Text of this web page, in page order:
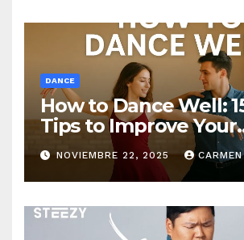
DANCE
How to Dance Well:
Tips to Improve Your
Dancing Skills Fast
NOVIEMBRE 22, 2025